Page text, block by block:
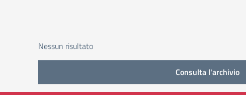
Nessun risultato
Consulta l'archivio